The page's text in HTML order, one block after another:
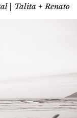
| Talita + Renato